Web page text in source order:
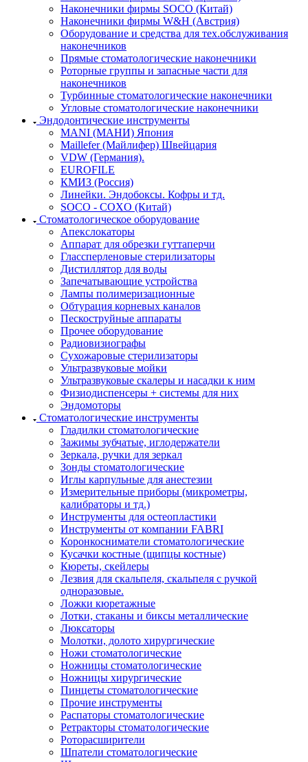
Наконечники фирмы SOCO (Китай)
Наконечники фирмы W&H (Австрия)
Оборудование и средства для тех.обслуживания
наконечников
Прямые стоматологические наконечники
Роторные группы и запасные части для
наконечников
Турбинные стоматологические наконечники
Угловые стоматологические наконечники
Эндодонтические инструменты
MANI (МАНИ) Япония
Maillefer (Майлифер) Швейцария
VDW (Германия).
EUROFILE
КМИЗ (Россия)
Линейки. Эндобоксы. Кофры и тд.
SOCO - COXO (Китай)
Стоматологическое оборудование
Апекслокаторы
Аппарат для обрезки гуттаперчи
Глассперленовые стерилизаторы
Дистиллятор для воды
Запечатывающие устройства
Лампы полимеризационные
Обтурация корневых каналов
Пескоструйные аппараты
Прочее оборудование
Радиовизиографы
Сухожаровые стерилизаторы
Ультразвуковые мойки
Ультразвуковые скалеры и насадки к ним
Физиодиспенсеры + системы для них
Эндомоторы
Стоматологические инструменты
Гладилки стоматологические
Зажимы зубчатые, иглодержатели
Зеркала, ручки для зеркал
Зонды стоматологические
Иглы карпульные для анестезии
Измерительные приборы (микрометры,
калибраторы и тд.)
Инструменты для остеопластики
Инструменты от компании FABRI
Коронкосниматели стоматологические
Кусачки костные (щипцы костные)
Кюреты, скейлеры
Лезвия для скальпеля, скальпеля с ручкой
одноразовые.
Ложки кюретажные
Лотки, стаканы и биксы металлические
Люксаторы
Молотки, долото хирургические
Ножи стоматологические
Ножницы стоматологические
Ножницы хирургические
Пинцеты стоматологические
Прочие инструменты
Распаторы стоматологические
Ретракторы стоматологические
Роторасширители
Шпатели стоматологические